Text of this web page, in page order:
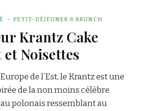
PETIT-DÉJEUNER & BRUNCH
Krantz Cake
Noisettes
de l’Est, le Krantz est une
de la non moins célèbre
polonais ressemblant au